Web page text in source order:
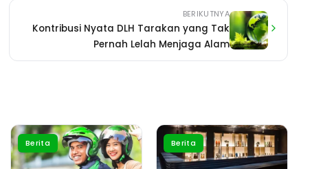
BERIKUTNYA
Kontribusi Nyata DLH Tarakan yang Tak
Pernah Lelah Menjaga Alam
Berita Berita